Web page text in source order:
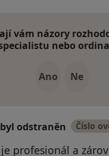
vám názory
nebo
Ano Ne
odstraněn Číslo
profesionál a